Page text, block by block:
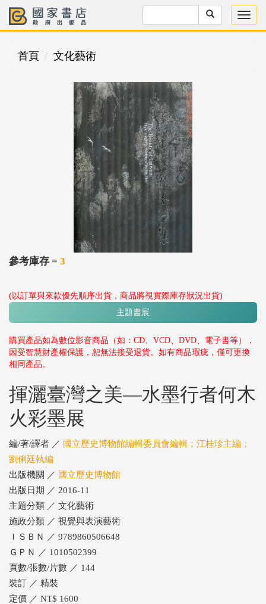
首頁 文化藝術
參考庫存 = 3
(以訂單與來款優先順序出貨，商品將視實際庫存狀況出貨)
主題書展
購買產品如為數位影音商品（如：CD、VCD、DVD、電子書等），
因受智慧財產權保護，恕無法接受退貨。如有商品瑕疵，僅可更換
相同產品。
揮灑臺灣之美—水墨行者何木
火彩墨展
編/著/譯者 ／ 國立歷史博物館編輯委員會編輯；江桂珍主編；
劉俐廷執編
出版機關 ／ 國立歷史博物館
出版日期 ／ 2016-11
主題分類 ／ 文化藝術
施政分類 ／ 視覺與表演藝術
ＩＳＢＮ ／ 9789860506648
ＧＰＮ ／ 1010502399
頁數/張數/片數 ／ 144
裝訂 ／ 精裝
定價 ／ NT$ 1600